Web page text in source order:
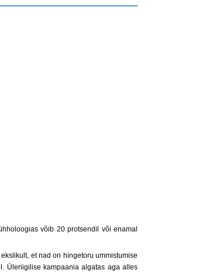
võib 20 protsendil või enamal
et nad on hingetoru ummistumise
Üleriigilise kampaania algatas aga alles